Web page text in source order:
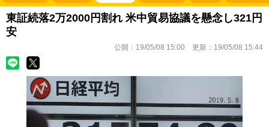
東証続落2万2000円割れ 米中貿易協議を懸念し321円
安
公開： 19/05/08 15:00 更新： 19/05/08 15:44